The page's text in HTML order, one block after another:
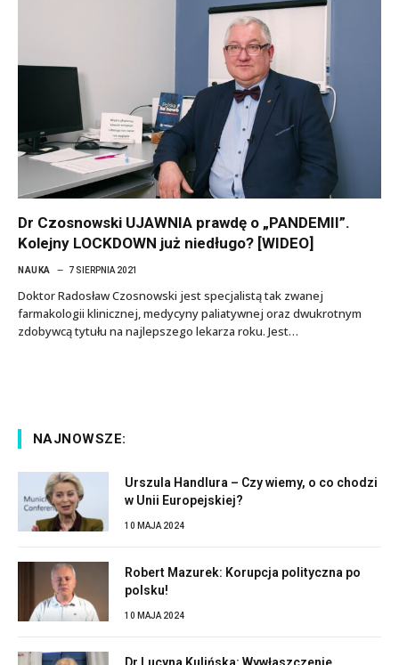
Dr Czosnowski UJAWNIA prawdę o „PANDEMII”.
Kolejny LOCKDOWN już niedługo? [WIDEO]
NAUKA 7 SIERPNIA 2021
Doktor Radosław Czosnowski jest specjalistą tak zwanej
farmakologii klinicznej, medycyny paliatywnej oraz dwukrotnym
zdobywcą tytułu na najlepszego lekarza roku. Jest…
NAJNOWSZE:
Urszula Handlura – Czy wiemy, o co chodzi
w Unii Europejskiej?
10 MAJA 2024
Robert Mazurek: Korupcja polityczna po
polsku!
10 MAJA 2024
Dr Lucyna Kulińska: Wywłaszczenie